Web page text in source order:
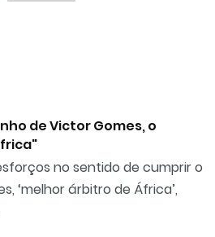
de Victor Gomes, o
no sentido de cumprir o
‘melhor árbitro de África’,